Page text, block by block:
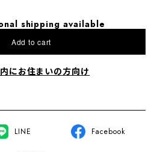
shipping available
Add to cart
にお住まいの方向け
LINE Facebook